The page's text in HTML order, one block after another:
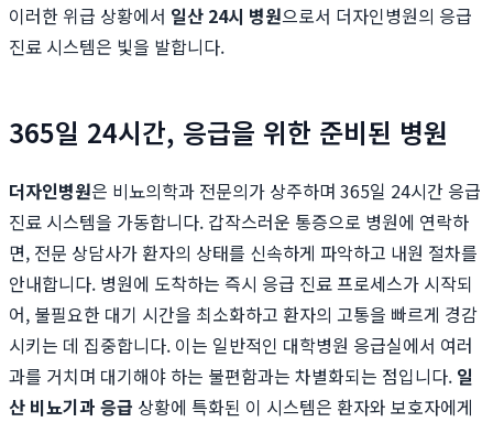
이러한 위급 상황에서 일산 24시 병원으로서 더자인병원의 응급
진료 시스템은 빛을 발합니다.
365일 24시간, 응급을 위한 준비된 병원
더자인병원은 비뇨의학과 전문의가 상주하며 365일 24시간 응급
진료 시스템을 가동합니다. 갑작스러운 통증으로 병원에 연락하
면, 전문 상담사가 환자의 상태를 신속하게 파악하고 내원 절차를
안내합니다. 병원에 도착하는 즉시 응급 진료 프로세스가 시작되
어, 불필요한 대기 시간을 최소화하고 환자의 고통을 빠르게 경감
시키는 데 집중합니다. 이는 일반적인 대학병원 응급실에서 여러
과를 거치며 대기해야 하는 불편함과는 차별화되는 점입니다. 일
산 비뇨기과 응급 상황에 특화된 이 시스템은 환자와 보호자에게